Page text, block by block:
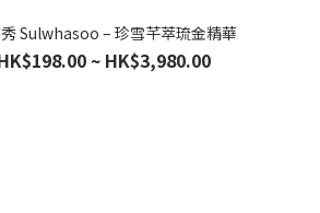
Sulwhasoo – 珍雪芊萃琉金精華
~ HK$3,980.00